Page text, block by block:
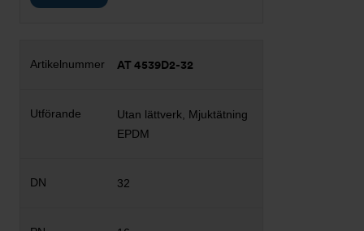
AT 4539D2-32
Utan lättverk, Mjuktätning
EPDM
32